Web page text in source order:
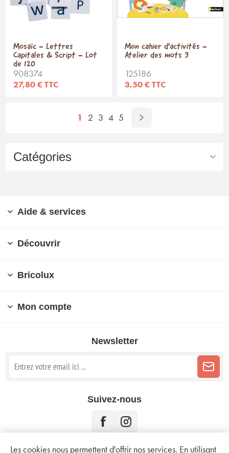
Catégories
Mosaïc - Lettres
Capitales & Script - Lot
de 120
908374
27,80 € TTC
Mon cahier d'activités -
Atelier des mots 3
125186
3,50 € TTC
1 2 3 4 5
Aide & services
Découvrir
Bricolux
Mon compte
Newsletter
Suivez-nous
Les cookies nous permettent d'offrir nos services. En utilisant